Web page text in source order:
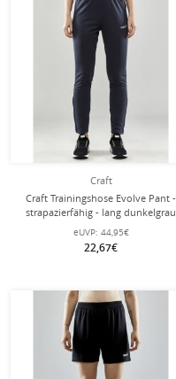
Craft
Craft Trainingshose Evolve Pant -
strapazierfähig - lang dunkelgrau
Damen
eUVP: 44,95€
22,67€